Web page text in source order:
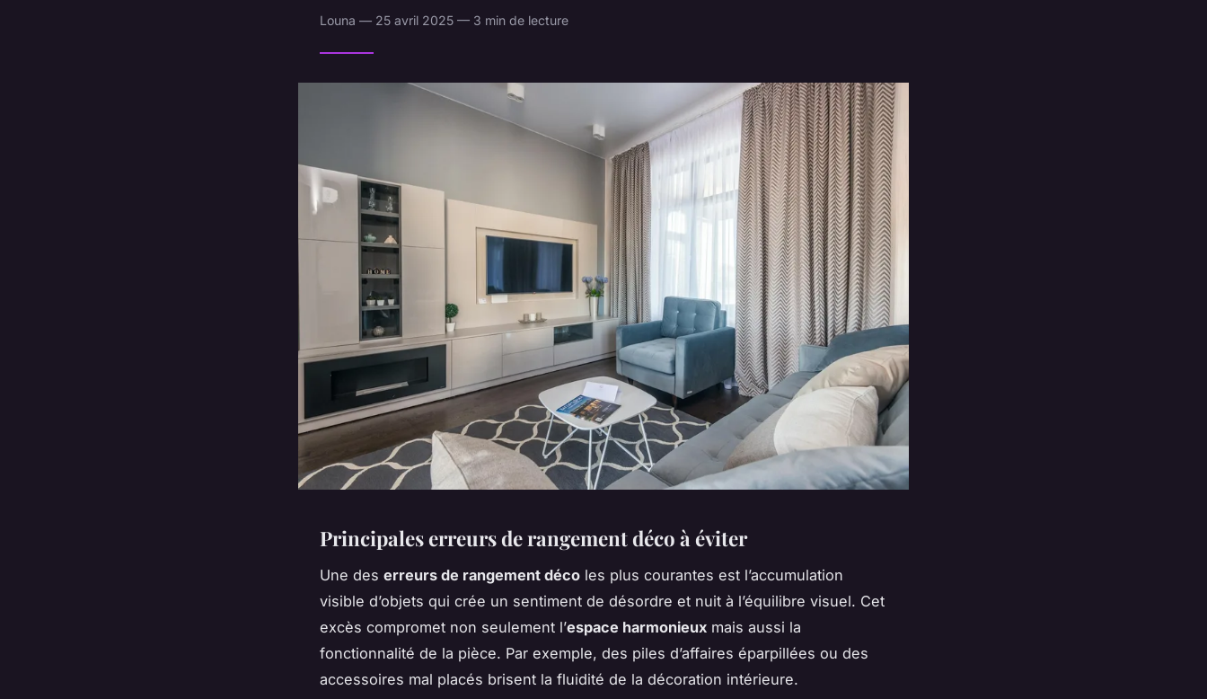
Louna — 25 avril 2025 — 3 min de lecture
Principales erreurs de rangement déco à éviter
Une des erreurs de rangement déco les plus courantes est l’accumulation
visible d’objets qui crée un sentiment de désordre et nuit à l’équilibre visuel. Cet
excès compromet non seulement l’espace harmonieux mais aussi la
fonctionnalité de la pièce. Par exemple, des piles d’affaires éparpillées ou des
accessoires mal placés brisent la fluidité de la décoration intérieure.